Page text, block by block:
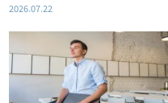
2026.07.22